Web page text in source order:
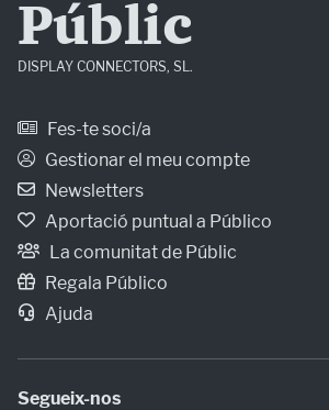
Públic
DISPLAY CONNECTORS, SL.
Fes-te soci/a
Gestionar el meu compte
Newsletters
Aportació puntual a Público
La comunitat de Públic
Regala Público
Ajuda
Segueix-nos